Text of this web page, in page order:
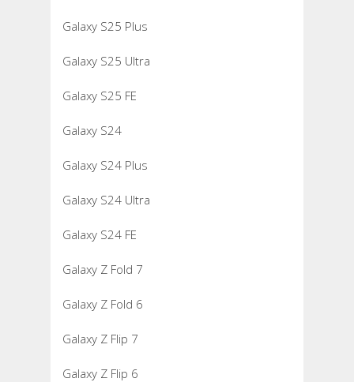
Galaxy S25 Plus
Galaxy S25 Ultra
Galaxy S25 FE
Galaxy S24
Galaxy S24 Plus
Galaxy S24 Ultra
Galaxy S24 FE
Galaxy Z Fold 7
Galaxy Z Fold 6
Galaxy Z Flip 7
Galaxy Z Flip 6